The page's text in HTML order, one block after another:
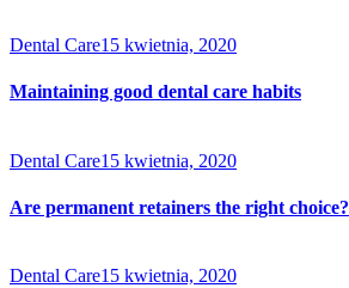
Dental Care15 kwietnia, 2020
Maintaining good dental care habits
Dental Care15 kwietnia, 2020
Are permanent retainers the right choice?
Dental Care15 kwietnia, 2020